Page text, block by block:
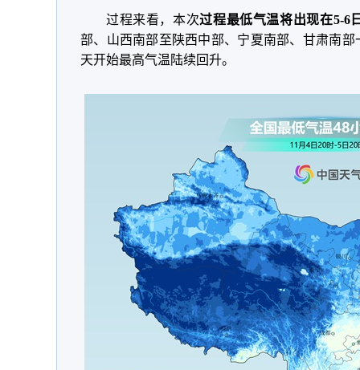
过程来看，本次过程最低气温将出现在5-6
部、山西南部至陕西中部、宁夏南部、甘肃南
天开始最高气温陆续回升。